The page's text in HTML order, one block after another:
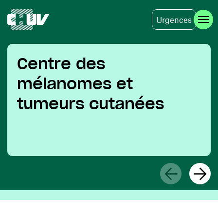
Skip to main content
Urgences
Centre des
mélanomes et
tumeurs cutanées